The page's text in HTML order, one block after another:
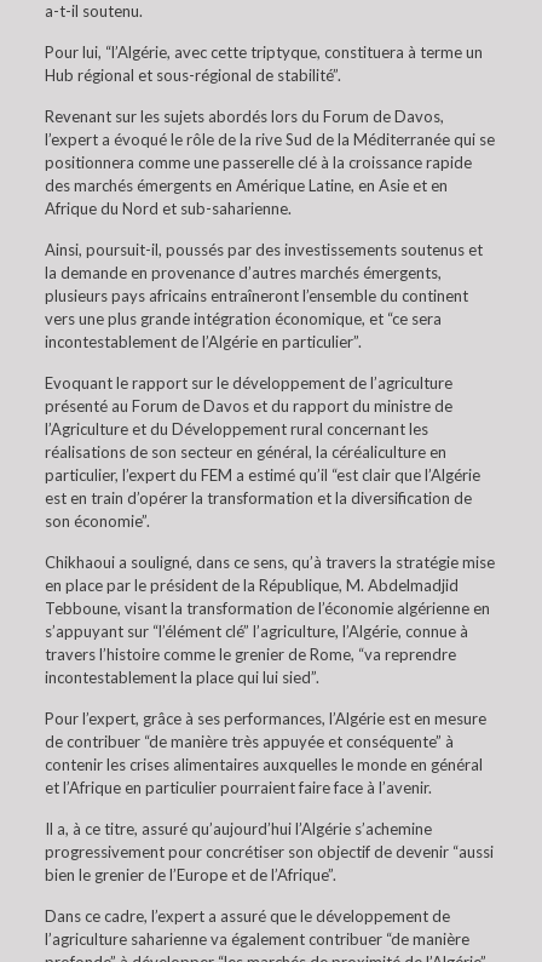
a-t-il soutenu.
Pour lui, “l’Algérie, avec cette triptyque, constituera à terme un
Hub régional et sous-régional de stabilité”.
Revenant sur les sujets abordés lors du Forum de Davos,
l’expert a évoqué le rôle de la rive Sud de la Méditerranée qui se
positionnera comme une passerelle clé à la croissance rapide
des marchés émergents en Amérique Latine, en Asie et en
Afrique du Nord et sub-saharienne.
Ainsi, poursuit-il, poussés par des investissements soutenus et
la demande en provenance d’autres marchés émergents,
plusieurs pays africains entraîneront l’ensemble du continent
vers une plus grande intégration économique, et “ce sera
incontestablement de l’Algérie en particulier”.
Evoquant le rapport sur le développement de l’agriculture
présenté au Forum de Davos et du rapport du ministre de
l’Agriculture et du Développement rural concernant les
réalisations de son secteur en général, la céréaliculture en
particulier, l’expert du FEM a estimé qu’il “est clair que l’Algérie
est en train d’opérer la transformation et la diversification de
son économie”.
Chikhaoui a souligné, dans ce sens, qu’à travers la stratégie mise
en place par le président de la République, M. Abdelmadjid
Tebboune, visant la transformation de l’économie algérienne en
s’appuyant sur “l’élément clé” l’agriculture, l’Algérie, connue à
travers l’histoire comme le grenier de Rome, “va reprendre
incontestablement la place qui lui sied”.
Pour l’expert, grâce à ses performances, l’Algérie est en mesure
de contribuer “de manière très appuyée et conséquente” à
contenir les crises alimentaires auxquelles le monde en général
et l’Afrique en particulier pourraient faire face à l’avenir.
Il a, à ce titre, assuré qu’aujourd’hui l’Algérie s’achemine
progressivement pour concrétiser son objectif de devenir “aussi
bien le grenier de l’Europe et de l’Afrique”.
Dans ce cadre, l’expert a assuré que le développement de
l’agriculture saharienne va également contribuer “de manière